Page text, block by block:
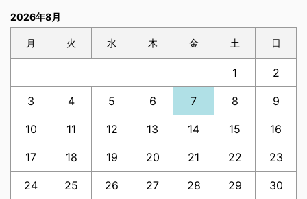
2026年8月
月 火 水 木 金 土 日
1 2
3 4 5 6 7 8 9
10 11 12 13 14 15 16
17 18 19 20 21 22 23
24 25 26 27 28 29 30